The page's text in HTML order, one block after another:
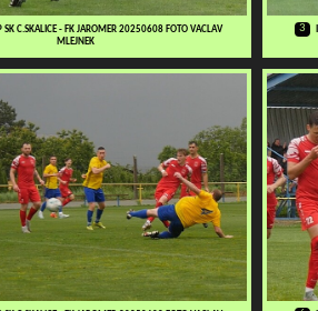
SK C.SKALICE - FK JAROMER 20250608 FOTO VACLAV
MLEJNEK
3